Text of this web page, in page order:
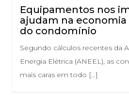
Equipamentos nos
ajudam na economia
do condomínio
Segundo cálculos recentes da
Energia Elétrica (ANEEL), as
mais caras em todo […]